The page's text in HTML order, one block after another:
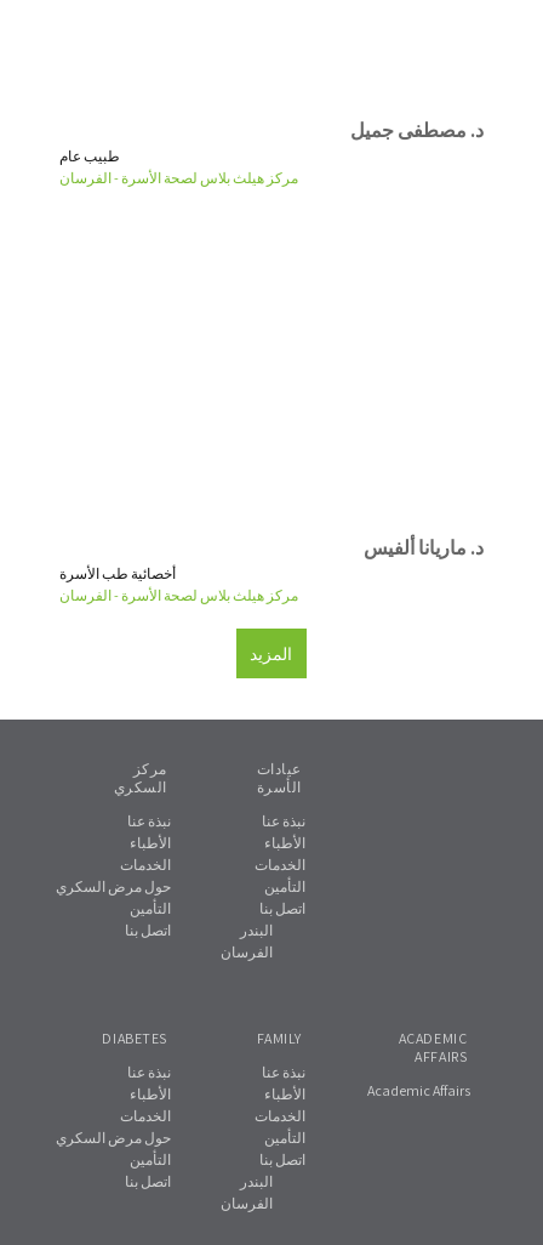
د. مصطفى جميل
طبيب عام
مركز هيلث بلاس لصحة الأسرة - الفرسان
د. ماريانا ألفيس
أخصائية طب الأسرة
مركز هيلث بلاس لصحة الأسرة - الفرسان
المزيد
مركز
السكري
نبذة عنا
الأطباء
الخدمات
حول مرض السكري
التأمين
اتصل بنا
عيادات
الأسرة
نبذة عنا
الأطباء
الخدمات
التأمين
اتصل بنا
البندر
الفرسان
DIABETES
نبذة عنا
الأطباء
الخدمات
حول مرض السكري
التأمين
اتصل بنا
FAMILY
نبذة عنا
الأطباء
الخدمات
التأمين
اتصل بنا
البندر
الفرسان
ACADEMIC
AFFAIRS
Academic Affairs